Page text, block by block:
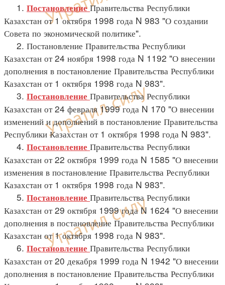
1. ПостановлениеПравительства Республики
Казахстан от 1 октября 1998 года N 983 "О создании
Совета по экономической политике".
2. Постановление Правительства Республики
Казахстан от 24 ноября 1998 года N 1192 "О внесении
дополнения в постановление Правительства Республики
Казахстан от 1 октября 1998 года N 983".
3. Постановление Правительства Республики
Казахстан от 24 февраля 1999 года N 170 "О внесении
изменений и дополнений в постановление Правительства
Республики Казахстан от 1 октября 1998 года N 983".
4. Постановление Правительства Республики
Казахстан от 22 октября 1999 года N 1585 "О внесении
изменения в постановление Правительства Республики
Казахстан от 1 октября 1998 года N 983".
5. Постановление Правительства Республики
Казахстан от 29 октября 1999 года N 1624 "О внесении
дополнения в постановление Правительства Республики
Казахстан от 1 октября 1998 года N 983".
6. Постановление Правительства Республики
Казахстан от 20 декабря 1999 года N 1942 "О внесении
дополнения в постановление Правительства Республики